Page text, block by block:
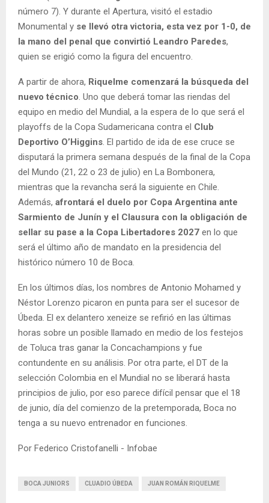
número 7). Y durante el Apertura, visitó el estadio
Monumental y se llevó otra victoria, esta vez por 1-0, de
la mano del penal que convirtió Leandro Paredes,
quien se erigió como la figura del encuentro.
A partir de ahora, Riquelme comenzará la búsqueda del
nuevo técnico. Uno que deberá tomar las riendas del
equipo en medio del Mundial, a la espera de lo que será el
playoffs de la Copa Sudamericana contra el Club
Deportivo O’Higgins. El partido de ida de ese cruce se
disputará la primera semana después de la final de la Copa
del Mundo (21, 22 o 23 de julio) en La Bombonera,
mientras que la revancha será la siguiente en Chile.
Además, afrontará el duelo por Copa Argentina ante
Sarmiento de Junín y el Clausura con la obligación de
sellar su pase a la Copa Libertadores 2027 en lo que
será el último año de mandato en la presidencia del
histórico número 10 de Boca.
En los últimos días, los nombres de Antonio Mohamed y
Néstor Lorenzo picaron en punta para ser el sucesor de
Úbeda. El ex delantero xeneize se refirió en las últimas
horas sobre un posible llamado en medio de los festejos
de Toluca tras ganar la Concachampions y fue
contundente en su análisis. Por otra parte, el DT de la
selección Colombia en el Mundial no se liberará hasta
principios de julio, por eso parece difícil pensar que el 18
de junio, día del comienzo de la pretemporada, Boca no
tenga a su nuevo entrenador en funciones.
Por Federico Cristofanelli - Infobae
BOCA JUNIORS CLUADIO ÚBEDA JUAN ROMÁN RIQUELME